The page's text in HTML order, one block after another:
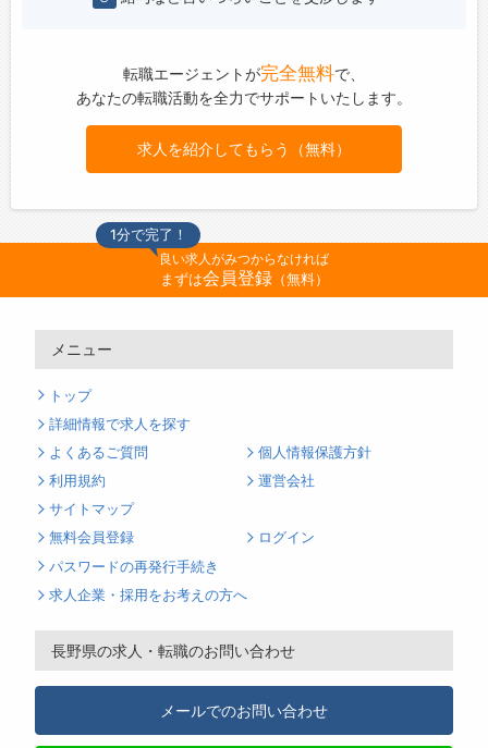
転職エージェントが完全無料で、
あなたの転職活動を全力でサポートいたします。
求人を紹介してもらう（無料）
1分で完了！
良い求人がみつからなければ
まずは会員登録（無料）
メニュー
トップ
詳細情報で求人を探す
よくあるご質問
個人情報保護方針
利用規約
運営会社
サイトマップ
無料会員登録
ログイン
パスワードの再発行手続き
求人企業・採用をお考えの方へ
長野県の求人・転職のお問い合わせ
メールでのお問い合わせ